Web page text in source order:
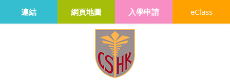
連結 網頁地圖 入學申請 eClass